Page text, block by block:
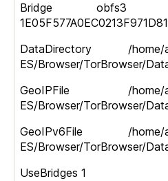
Bridge obfs3
DataDirectory /home/
ES/Browser/TorBrowser/
GeoIPFile /home/
ES/Browser/TorBrowser/
GeoIPv6File /home/
ES/Browser/TorBrowser/
UseBridges 1